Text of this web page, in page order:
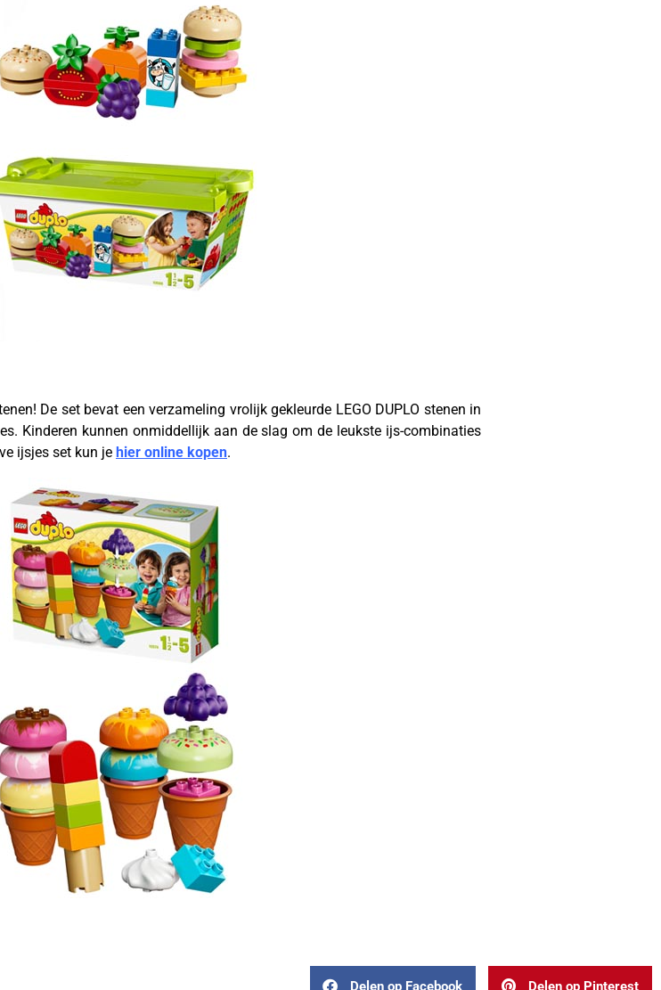
De set bevat een verzameling vrolijk gekleurde LEGO DUPLO stenen in
Kinderen kunnen onmiddellijk aan de slag om de leukste ijs-combinaties
ijsjes set kun je hier online kopen.
Delen op Facebook Delen op Pinterest